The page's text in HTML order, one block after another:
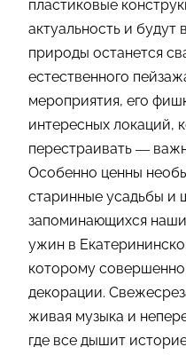
пластиковые
актуальность и будут
природы останется
естественного
мероприятия, его
интересных локаций,
перестраивать —
Особенно ценны
старинные усадьбы и
запоминающихся
ужин в
которому
декорации.
живая музыка и
где все дышит